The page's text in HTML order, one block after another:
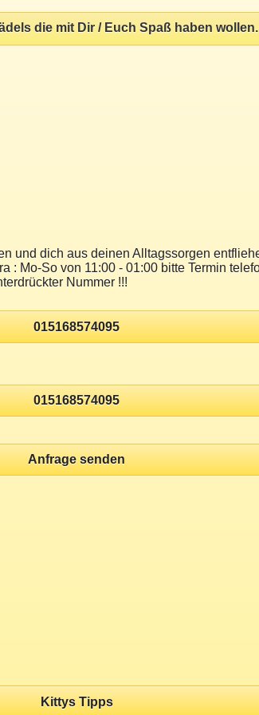
die mit Dir / Euch Spaß haben wollen.
und dich aus deinen Alltagssorgen
Mo-So von 11:00 - 01:00 bitte Termin
Nummer !!!
015168574095
015168574095
Anfrage senden
Kittys Tipps